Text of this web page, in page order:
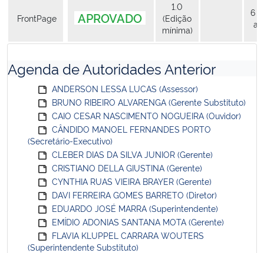
FrontPage APROVADO
1.0
(Edição
mínima)
6
Agenda de Autoridades Anterior
ANDERSON LESSA LUCAS (Assessor)
BRUNO RIBEIRO ALVARENGA (Gerente Substituto)
CAIO CESAR NASCIMENTO NOGUEIRA (Ouvidor)
CÂNDIDO MANOEL FERNANDES PORTO
(Secretário-Executivo)
CLEBER DIAS DA SILVA JUNIOR (Gerente)
CRISTIANO DELLA GIUSTINA (Gerente)
CYNTHIA RUAS VIEIRA BRAYER (Gerente)
DAVI FERREIRA GOMES BARRETO (Diretor)
EDUARDO JOSÉ MARRA (Superintendente)
EMÍDIO ADONIAS SANTANA MOTA (Gerente)
FLAVIA KLUPPEL CARRARA WOUTERS
(Superintendente Substituto)